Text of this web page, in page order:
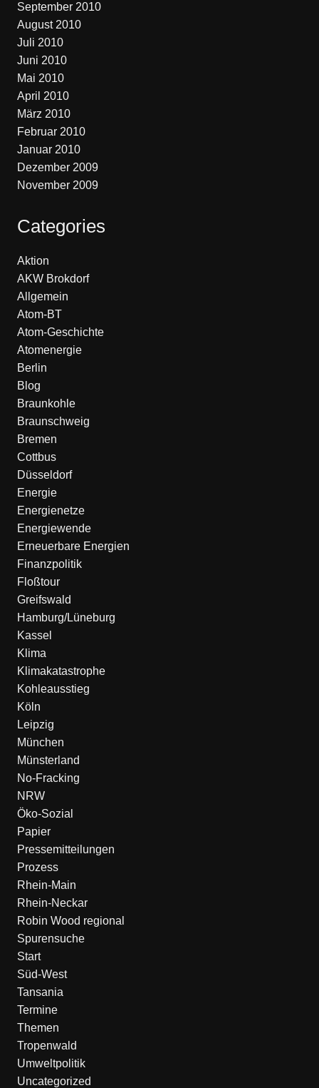
September 2010
August 2010
Juli 2010
Juni 2010
Mai 2010
April 2010
März 2010
Februar 2010
Januar 2010
Dezember 2009
November 2009
Categories
Aktion
AKW Brokdorf
Allgemein
Atom-BT
Atom-Geschichte
Atomenergie
Berlin
Blog
Braunkohle
Braunschweig
Bremen
Cottbus
Düsseldorf
Energie
Energienetze
Energiewende
Erneuerbare Energien
Finanzpolitik
Floßtour
Greifswald
Hamburg/Lüneburg
Kassel
Klima
Klimakatastrophe
Kohleausstieg
Köln
Leipzig
München
Münsterland
No-Fracking
NRW
Öko-Sozial
Papier
Pressemitteilungen
Prozess
Rhein-Main
Rhein-Neckar
Robin Wood regional
Spurensuche
Start
Süd-West
Tansania
Termine
Themen
Tropenwald
Umweltpolitik
Uncategorized